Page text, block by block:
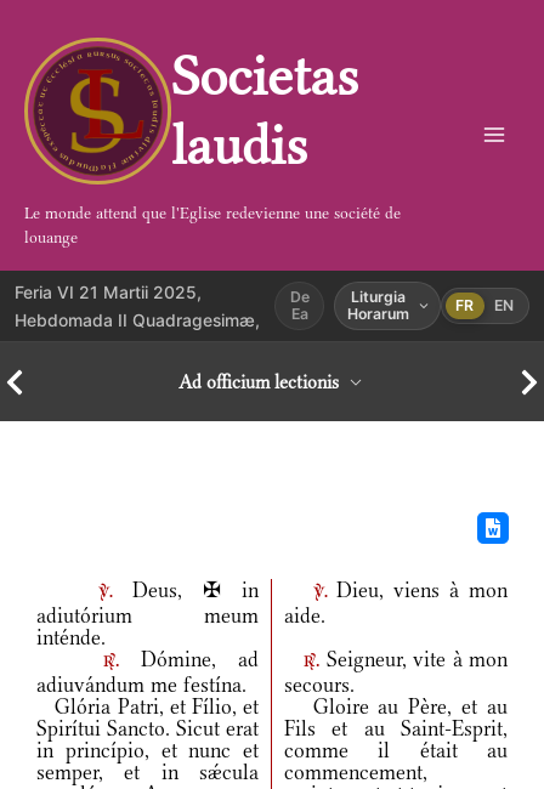
contenu
Societas
laudis
Le monde attend que l'Eglise redevienne une société de
louange
Feria VI 21 Martii 2025,
Hebdomada II Quadragesimæ,
De
Ea
Liturgia
Horarum
FR EN
Ad officium lectionis
v.Deus, ✠ in
adiutórium meum
inténde.
v.Dieu, viens à mon
aide.
r.Dómine, ad
adiuvándum me festína.
r. Seigneur, vite à mon
secours.
Glória Patri, et Fílio, et
Spirítui Sancto. Sicut erat
in princípio, et nunc et
semper, et in sǽcula
Gloire au Père, et au
Fils et au Saint-Esprit,
comme il était au
commencement,